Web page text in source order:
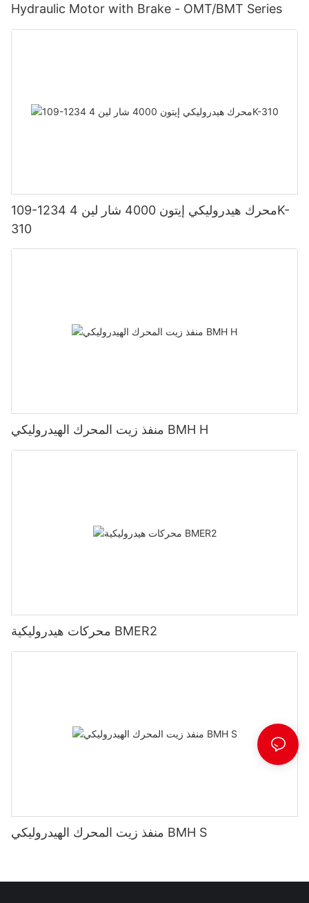
Hydraulic Motor with Brake - OMT/BMT Series
109-1234 محرك هيدروليكي إيتون 4000 شار لين 4K-
310
منفذ زيت المحرك الهيدروليكي BMH H
محركات هيدروليكية BMER2
منفذ زيت المحرك الهيدروليكي BMH S